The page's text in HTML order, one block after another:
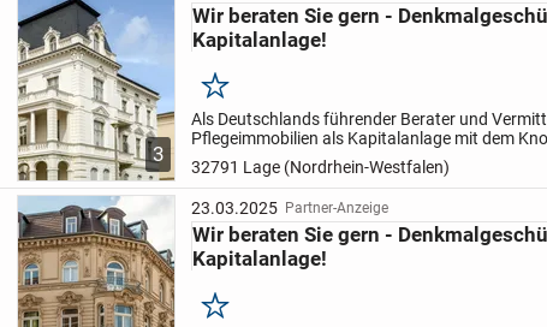
3
Wir beraten Sie gern -
Kapitalanlage!
Merken
Als Deutschlands führender Berater und
Pflegeimmobilien als Kapitalanlage mit dem
vermittelten Immobilien stellen wir Ihnen unsere
im...
32791 Lage (Nordrhein-Westfalen)
23.03.2025 Partner-Anzeige
Wir beraten Sie gern -
Kapitalanlage!
Merken